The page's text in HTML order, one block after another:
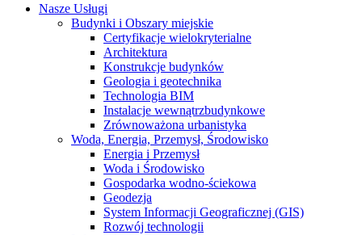
Nasze Usługi
Budynki i Obszary miejskie
Certyfikacje wielokryterialne
Architektura
Konstrukcje budynków
Geologia i geotechnika
Technologia BIM
Instalacje wewnątrzbudynkowe
Zrównoważona urbanistyka
Woda, Energia, Przemysł, Środowisko
Energia i Przemysł
Woda i Środowisko
Gospodarka wodno-ściekowa
Geodezja
System Informacji Geograficznej (GIS)
Rozwój technologii